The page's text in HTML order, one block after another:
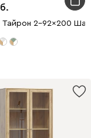
Тайрон 2-92x200